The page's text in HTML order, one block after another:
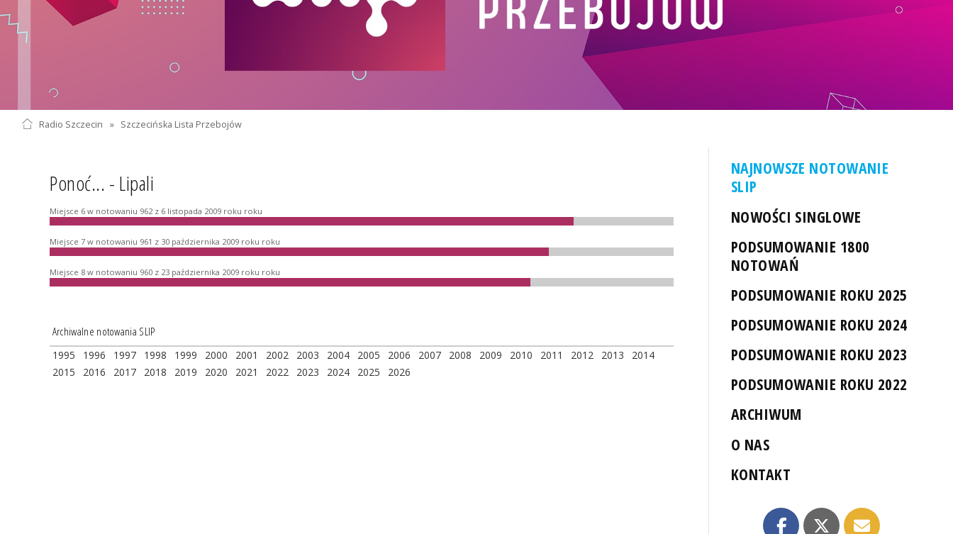
Radio Szczecin » Szczecińska Lista Przebojów
Ponoć... - Lipali
Miejsce 6 w notowaniu 962 z 6 listopada 2009 roku roku
Miejsce 7 w notowaniu 961 z 30 października 2009 roku roku
Miejsce 8 w notowaniu 960 z 23 października 2009 roku roku
Archiwalne notowania SLIP
1995 1996 1997 1998 1999 2000 2001 2002 2003 2004 2005 2006 2007 2008 2009 2010 2011 2012 2013
2014
2015
2016 2017 2018 2019 2020 2021 2022 2023 2024 2025 2026
NAJNOWSZE NOTOWANIE
SLIP
NOWOŚCI SINGLOWE
PODSUMOWANIE 1800
NOTOWAŃ
PODSUMOWANIE ROKU 2025
PODSUMOWANIE ROKU 2024
PODSUMOWANIE ROKU 2023
PODSUMOWANIE ROKU 2022
ARCHIWUM
O NAS
KONTAKT